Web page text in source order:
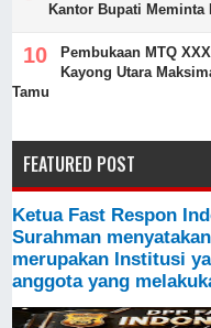
Kantor Bupati
Pembukaan MTQ
Kayong Utara
Tamu
FEATURED POST
Ketua Fast Respon
Surahman
merupakan Institusi
anggota yang